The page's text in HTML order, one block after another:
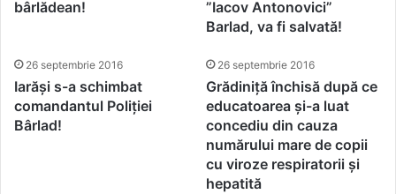
bârlădean!
”Iacov Antonovici”
Barlad, va fi salvată!
26 septembrie 2016
Iarăși s-a schimbat
comandantul Poliției
Bârlad!
26 septembrie 2016
Grădiniță închisă după ce
educatoarea și-a luat
concediu din cauza
numărului mare de copii
cu viroze respiratorii și
hepatită